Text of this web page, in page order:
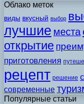
Облако меток
виды вкусный выбор
лучшие места
открытие
приготовления
рецепт решение
современные
Популярные статьи